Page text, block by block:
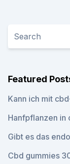
Featured
Kann ich mit
Hanfpflanzen in
Gibt es das
Cbd gummies